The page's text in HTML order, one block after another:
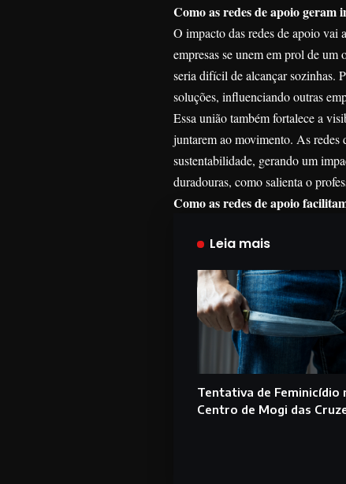
Como as redes de apoio geram
O impacto das redes de apoio vai
empresas se unem em prol de
seria difícil de alcançar sozinhas.
soluções, influenciando outras
Essa união também fortalece a
juntarem ao movimento. As redes
sustentabilidade, gerando um
duradouras, como salienta o
Como as redes de apoio
Leia mais
Tentativa de Feminicídio
Centro de Mogi das